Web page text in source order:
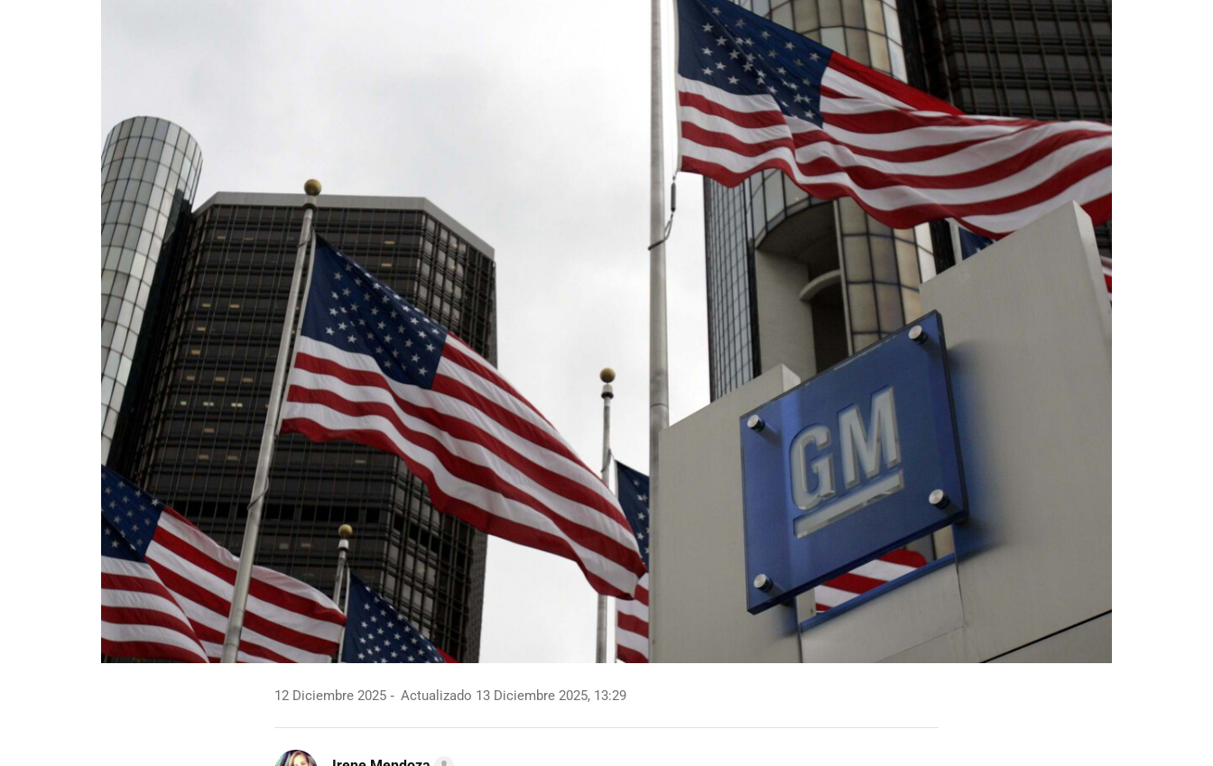
12 Diciembre 2025 Actualizado 13 Diciembre 2025, 13:29